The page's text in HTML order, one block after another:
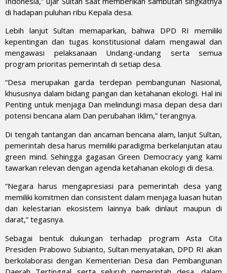
di hadapan puluhan ribu Kepala desa.
Lebih lanjut Sultan memaparkan, bahwa DPD RI memiliki
kepentingan dan tugas konstitusional dalam mengawal dan
mengawasi pelaksanaan Undang-undang serta semua
program prioritas pemerintah di setiap desa.
“Desa merupakan garda terdepan pembangunan Nasional,
khususnya dalam bidang pangan dan ketahanan ekologi. Hal ini
Penting untuk menjaga Dan melindungi masa depan desa dari
potensi bencana alam Dan perubahan Iklim,” terangnya.
Di tengah tantangan dan ancaman bencana alam, lanjut Sultan,
pemerintah desa harus memiliki paradigma berkelanjutan atau
green mind. Sehingga gagasan Green Democracy yang kami
tawarkan relevan dengan agenda ketahanan ekologi di desa.
“Negara harus mengapresiasi para pemerintah desa yang
memiliki komitmen dan consistent dalam menjaga luasan hutan
dan kelestarian ekosistem lainnya baik dinlaut maupun di
darat,” tegasnya.
Sebagai bentuk dukungan terhadap program Asta Cita
Presiden Prabowo Subianto, Sultan menyatakan, DPD RI akan
berkolaborasi dengan Kementerian Desa dan Pembangunan